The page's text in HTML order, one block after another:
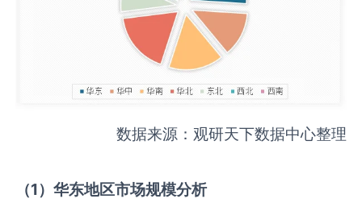
数据来源：观研天下数据中心整理
（1）华东地区市场规模分析